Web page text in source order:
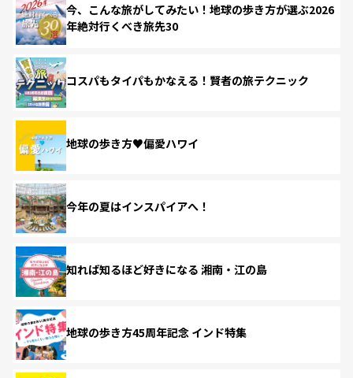
今、こんな旅がしてみたい！地球の歩き方が選ぶ2026
年絶対行くべき旅先30
コスパもタイパもかなえる！賢者の旅テクニック
地球の歩き方♥偏愛ハワイ
今年の夏はインスパイアへ！
知れば知るほど好きになる 湘南・江の島
地球の歩き方45周年記念 インド特集